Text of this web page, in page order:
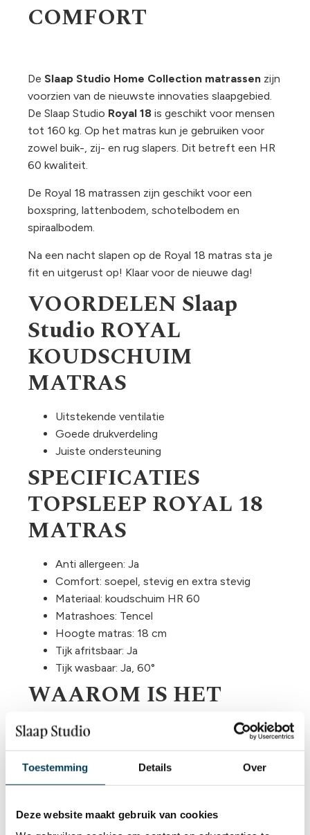
Toestemming Details Over
Deze website maakt gebruik van cookies
COMFORT
De Slaap Studio Home Collection matrassen zijn
voorzien van de nieuwste innovaties slaapgebied.
De Slaap Studio Royal 18 is geschikt voor mensen
tot 160 kg. Op het matras kun je gebruiken voor
zowel buik-, zij- en rug slapers. Dit betreft een HR
60 kwaliteit.
De Royal 18 matrassen zijn geschikt voor een
boxspring, lattenbodem, schotelbodem en
spiraalbodem.
Na een nacht slapen op de Royal 18 matras sta je
fit en uitgerust op! Klaar voor de nieuwe dag!
VOORDELEN Slaap
Studio ROYAL
KOUDSCHUIM
MATRAS
Uitstekende ventilatie
Goede drukverdeling
Juiste ondersteuning
SPECIFICATIES
TOPSLEEP ROYAL 18
MATRAS
Anti allergeen: Ja
Comfort: soepel, stevig en extra stevig
Materiaal: koudschuim HR 60
Matrashoes: Tencel
Hoogte matras: 18 cm
Tijk afritsbaar: Ja
Tijk wasbaar: Ja, 60°
WAAROM IS HET
GETAL VAN ACHTER
KOUDSCHUIM OF HR
ZO BELANGRIJK?
prijzen van koudschuim matrassen. Een